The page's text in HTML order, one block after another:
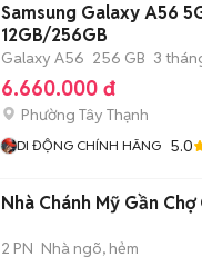
Samsung Galaxy A56
12GB/256GB
Galaxy A56 256 GB 3
6.660.000 đ
Phường Tây Thạnh
DI ĐỘNG CHÍNH HÃNG 5.0
Nhà Chánh Mỹ Gần
2 PN Nhà ngõ, hẻm